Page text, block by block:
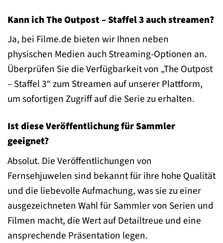
Kann ich The Outpost – Staffel 3 auch streamen?
Ja, bei Filme.de bieten wir Ihnen neben
physischen Medien auch Streaming-Optionen an.
Überprüfen Sie die Verfügbarkeit von „The Outpost
– Staffel 3“ zum Streamen auf unserer Plattform,
um sofortigen Zugriff auf die Serie zu erhalten.
Ist diese Veröffentlichung für Sammler
geeignet?
Absolut. Die Veröffentlichungen von
Fernsehjuwelen sind bekannt für ihre hohe Qualität
und die liebevolle Aufmachung, was sie zu einer
ausgezeichneten Wahl für Sammler von Serien und
Filmen macht, die Wert auf Detailtreue und eine
ansprechende Präsentation legen.